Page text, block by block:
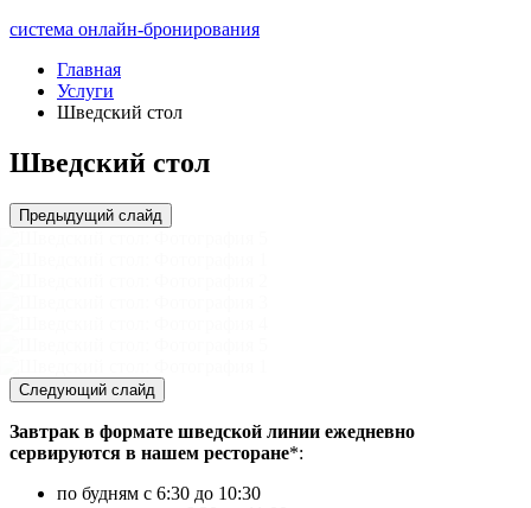
система онлайн-бронирования
Главная
Услуги
Шведский стол
Шведский стол
Предыдущий слайд
Следующий слайд
Завтрак в формате шведской линии ежедневно
сервируются в нашем ресторане*:
по будням с 6:30 до 10:30